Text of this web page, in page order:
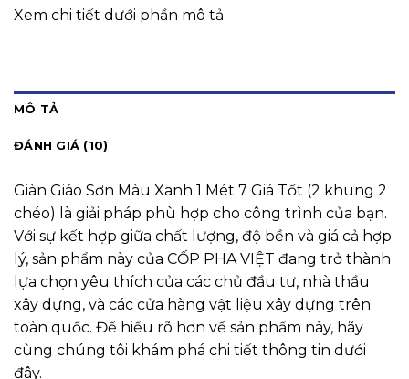
Xem chi tiết dưới phần mô tả
MÔ TẢ
ĐÁNH GIÁ (10)
Giàn Giáo Sơn Màu Xanh 1 Mét 7 Giá Tốt (2 khung 2
chéo) là giải pháp phù hợp cho công trình của bạn.
Với sự kết hợp giữa chất lượng, độ bền và giá cả hợp
lý, sản phẩm này của CỐP PHA VIỆT đang trở thành
lựa chọn yêu thích của các chủ đầu tư, nhà thầu
xây dựng, và các cửa hàng vật liệu xây dựng trên
toàn quốc. Để hiểu rõ hơn về sản phẩm này, hãy
cùng chúng tôi khám phá chi tiết thông tin dưới
đây.